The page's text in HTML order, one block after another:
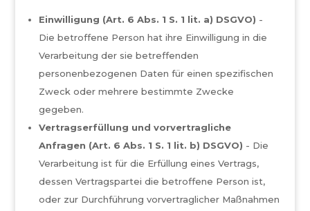
Einwilligung (Art. 6 Abs. 1 S. 1 lit. a) DSGVO) -
Die betroffene Person hat ihre Einwilligung in die
Verarbeitung der sie betreffenden
personenbezogenen Daten für einen spezifischen
Zweck oder mehrere bestimmte Zwecke
gegeben.
Vertragserfüllung und vorvertragliche
Anfragen (Art. 6 Abs. 1 S. 1 lit. b) DSGVO) - Die
Verarbeitung ist für die Erfüllung eines Vertrags,
dessen Vertragspartei die betroffene Person ist,
oder zur Durchführung vorvertraglicher Maßnahmen